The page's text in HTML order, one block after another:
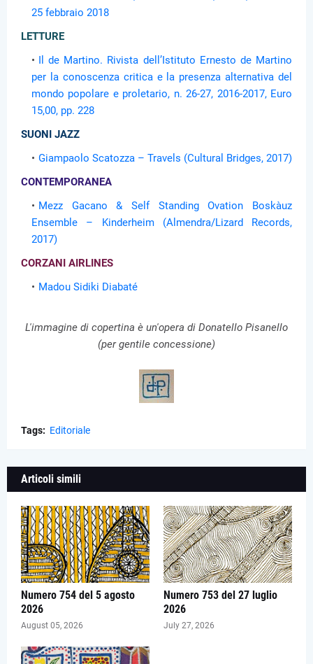
25 febbraio 2018
LETTURE
Il de Martino. Rivista dell’Istituto Ernesto de Martino
per la conoscenza critica e la presenza alternativa del
mondo popolare e proletario, n. 26-27, 2016-2017, Euro
15,00, pp. 228
SUONI JAZZ
Giampaolo Scatozza – Travels (Cultural Bridges, 2017)
CONTEMPORANEA
Mezz Gacano & Self Standing Ovation Boskàuz
Ensemble – Kinderheim (Almendra/Lizard Records,
2017)
CORZANI AIRLINES
Madou Sidiki Diabaté
L'immagine di copertina è un'opera di Donatello Pisanello
(per gentile concessione)
Tags: Editoriale
Articoli simili
Numero 754 del 5 agosto
2026
August 05, 2026
Numero 753 del 27 luglio
2026
July 27, 2026